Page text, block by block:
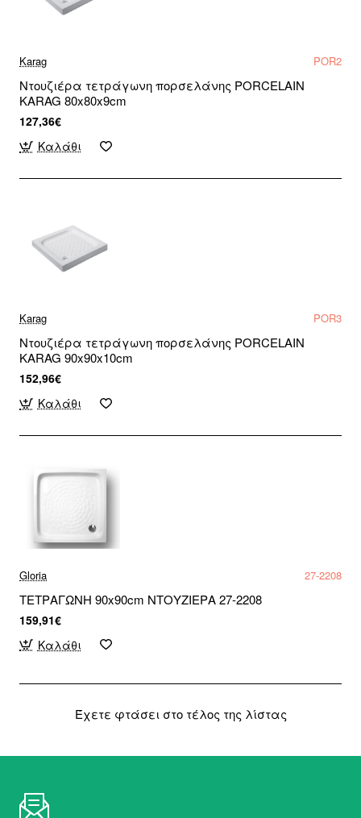
Karag POR2
Ντουζιέρα τετράγωνη πορσελάνης PORCELAIN
KARAG 80x80x9cm
127,36€
Καλάθι
Karag POR3
Ντουζιέρα τετράγωνη πορσελάνης PORCELAIN
KARAG 90x90x10cm
152,96€
Καλάθι
Gloria 27-2208
ΤΕΤΡΑΓΩΝΗ 90x90cm ΝΤΟΥΖΙΕΡΑ 27-2208
159,91€
Καλάθι
Έχετε φτάσει στο τέλος της λίστας